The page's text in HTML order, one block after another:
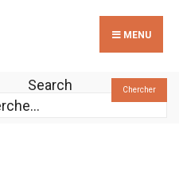
MENU
Search Chercher